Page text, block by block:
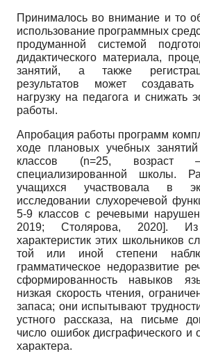
Принималось во внимание и то
использование программных
продуманной системой
дидактического материала,
занятий, а также
результатов может создавать
нагрузку на педагога и снижать
работы.
Апробация работы программ
ходе плановых учебных
классов (n=25,
специализированной школы.
учащихся участвовала в
исследовании слухоречевой
5-9 классов с речевыми
2019; Столярова, 2020]. Из
характеристик этих школьников
той или иной степени
грамматическое недоразвитие
сформированность навыков
низкая скорость чтения,
запаса; они испытывают
устного рассказа, на письме
число ошибок дисграфического и
характера.